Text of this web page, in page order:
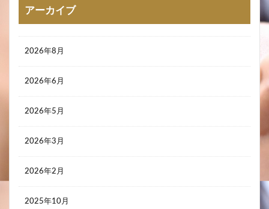
アーカイブ
2026年8月
2026年6月
2026年5月
2026年3月
2026年2月
2025年10月